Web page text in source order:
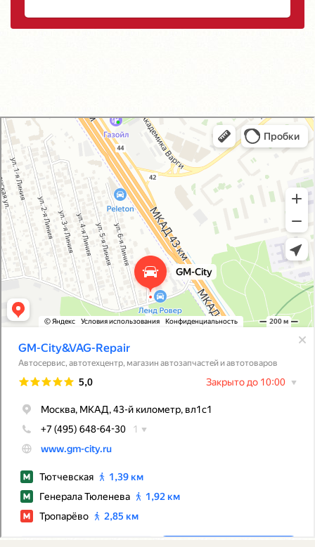
GM-City&VAG-Repair
Автосервис, автотехцентр в Москве
Магазин автозапчастей и автотоваров в Москве